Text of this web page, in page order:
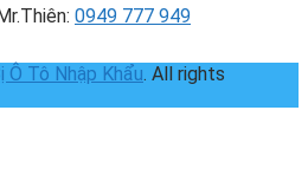
0949 777 949
Ô Tô Nhập Khẩu. All rights